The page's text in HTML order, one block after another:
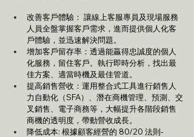
改善客戶體驗： 讓線上客服專員及現場服務
人員全盤掌握客戶需求，進而提供個人化客
戶體驗，並迅速解決問題。
增加客戶留存率：透過能贏得忠誠度的個人
化服務，留住客戶。執行即時分析，找出最
佳方案、適當時機及最佳管道。
提高銷售營收：運用整合式工具進行銷售人
力自動化（SFA）、潛在商機管理、預測、交
叉銷售、電子商務等，大幅提升各階段銷售
商機的透明度，帶動營收成長。
降低成本: 根據顧客經營的 80/20 法則-